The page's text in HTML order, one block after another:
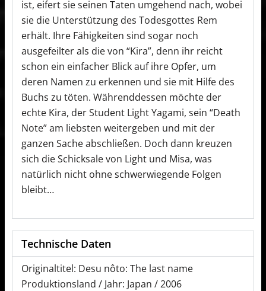
ist, eifert sie seinen Taten umgehend nach, wobei
sie die Unterstützung des Todesgottes Rem
erhält. Ihre Fähigkeiten sind sogar noch
ausgefeilter als die von “Kira”, denn ihr reicht
schon ein einfacher Blick auf ihre Opfer, um
deren Namen zu erkennen und sie mit Hilfe des
Buchs zu töten. Währenddessen möchte der
echte Kira, der Student Light Yagami, sein “Death
Note” am liebsten weitergeben und mit der
ganzen Sache abschließen. Doch dann kreuzen
sich die Schicksale von Light und Misa, was
natürlich nicht ohne schwerwiegende Folgen
bleibt…
Technische Daten
Originaltitel: Desu nôto: The last name
Produktionsland / Jahr: Japan / 2006